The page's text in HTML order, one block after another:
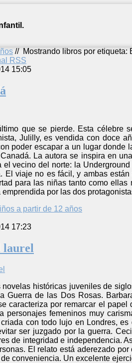
// Mostrando libros por etiqueta:
RSS
15:05
que se pierde. Esta célebre
Julilly, es vendida con doce
poder escapar a un lugar
La autora se inspira en
el vecino del norte: la
El viaje no es fácil, y ambas
para las niñas tanto como
emprendida por las dos
a partir de 12 años
17:23
laurel
históricas juveniles de
Guerra de las Dos Rosas.
caracteriza por remarcar el
personajes femeninos muy
con todo lujo en Londres,
ser juzgado por la guerra.
de integridad e independencia.
El relato está aderezado
conveniencia. Un excelente